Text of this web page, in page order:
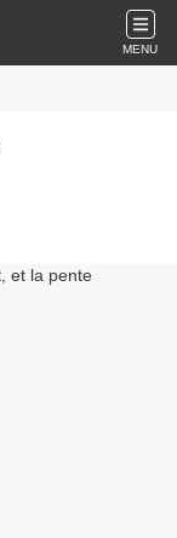
MENU